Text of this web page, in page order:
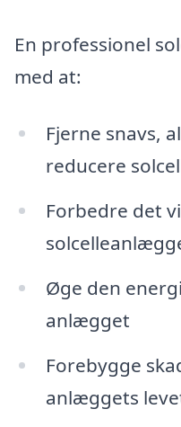
En professionel
med at:
Fjerne snavs,
reducere
Forbedre det
Øge den
anlægget
Forebygge
anlæggets